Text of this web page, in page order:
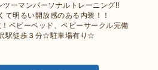
ツーマンパーソナルトレーニング!!
て明るい開放感のある内装！！
ベビーベッド、ベビーサークル完備
駅徒歩３分☆駐車場有り☆